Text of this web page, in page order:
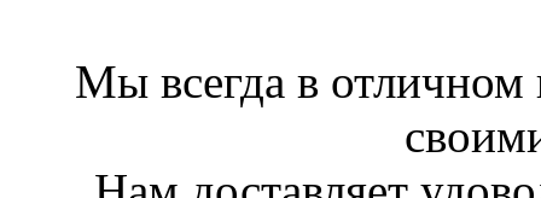
Мы всегда в отличном